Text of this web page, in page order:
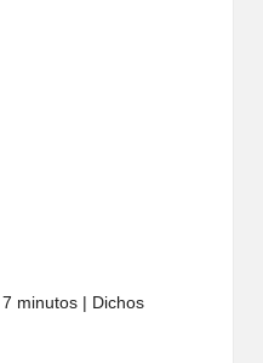
minutos | Dichos